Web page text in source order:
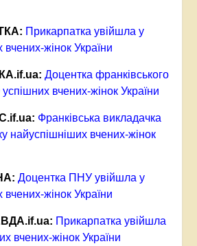
Прикарпатка увійшла у
жінок України
if.ua: Доцентка франківського
вчених-жінок України
if.ua: Франківська викладачка
найуспішніших вчених-жінок
Доцентка ПНУ увійшла у
жінок України
if.ua: Прикарпатка увійшла
вчених-жінок України